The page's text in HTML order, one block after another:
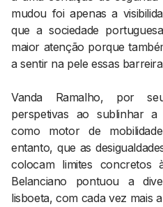
mudou foi apenas a
que a sociedade
maior atenção porque
a sentir na pele essas
Vanda Ramalho, por
perspetivas ao sublinhar
como motor de
entanto, que as
colocam limites concretos
Belanciano pontuou a
lisboeta, com cada vez mais